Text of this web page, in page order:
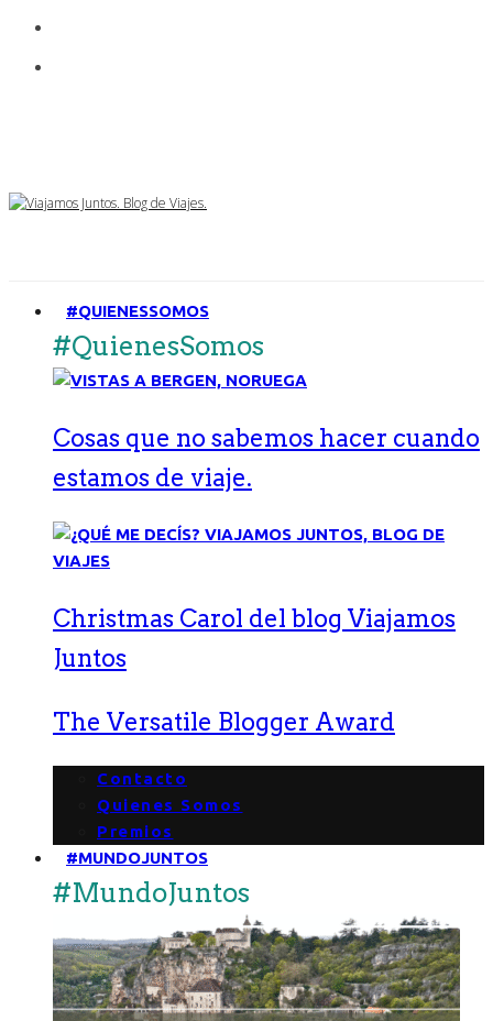
#QUIENESSOMOS
#QuienesSomos
Cosas que no sabemos hacer cuando
estamos de viaje.
Christmas Carol del blog Viajamos
Juntos
The Versatile Blogger Award
Contacto
Quienes Somos
Premios
#MUNDOJUNTOS
#MundoJuntos